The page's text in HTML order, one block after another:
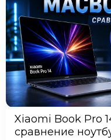
Xiaomi Book Pro
сравнение